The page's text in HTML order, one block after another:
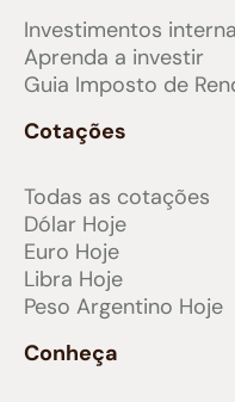
Investimentos
Aprenda a investir
Guia Imposto de
Cotações
Todas as cotações
Dólar Hoje
Euro Hoje
Libra Hoje
Peso Argentino Hoje
Conheça